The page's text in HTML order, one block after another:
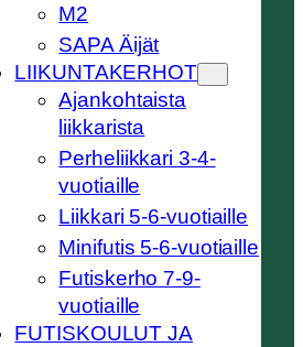
M2
SAPA Äijät
LIIKUNTAKERHOT
Ajankohtaista
liikkarista
Perheliikkari 3-4-
vuotiaille
Liikkari 5-6-vuotiaille
Minifutis 5-6-vuotiaille
Futiskerho 7-9-
vuotiaille
FUTISKOULUT JA